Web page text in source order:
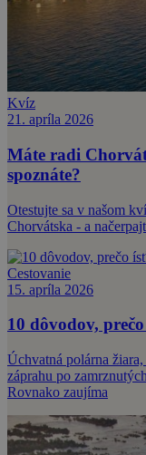
Kvíz
21. apríla 2026
Máte radi
spoznáte?
Otestujte sa v našom
Chorvátska - a
Cestovanie
15. apríla 2026
10 dôvodov,
Úchvatná polárna
záprahu po
Rovnako zaujíma